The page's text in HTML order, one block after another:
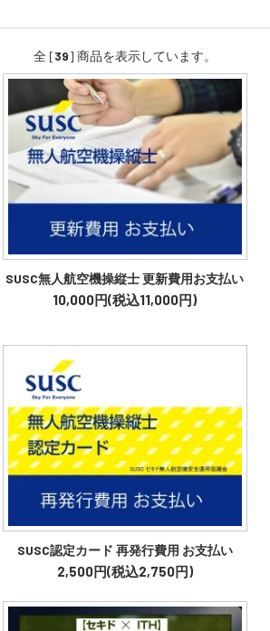
全 [39] 商品を表示しています。
SUSC無人航空機操縦士 更新費用お支払い
10,000円(税込11,000円)
SUSC認定カード 再発行費用 お支払い
2,500円(税込2,750円)